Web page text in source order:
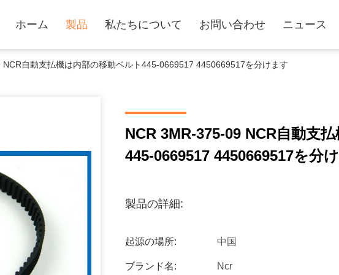
ホーム 製品 私たちについて お問い合わせ ニュース
自動支払機は内部の移動ベルト445-0669517 4450669517を分けます
NCR 3MR-375-09 NCR自動支
445-0669517 4450669517を分
製品の詳細:
起源の場所: 中国
ブランド名: Ncr